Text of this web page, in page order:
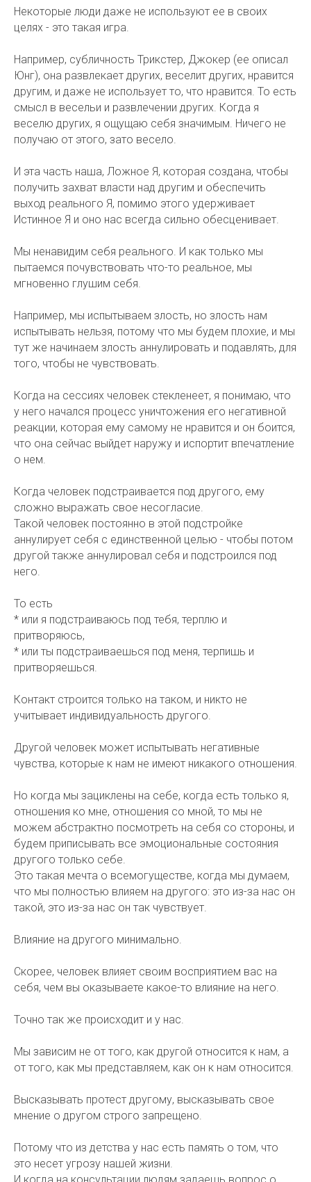
Некоторые люди даже не используют ее в своих
целях - это такая игра.
Например, субличность Трикстер, Джокер (ее описал
Юнг), она развлекает других, веселит других, нравится
другим, и даже не использует то, что нравится. То есть
смысл в весельи и развлечении других. Когда я
веселю других, я ощущаю себя значимым. Ничего не
получаю от этого, зато весело.
И эта часть наша, Ложное Я, которая создана, чтобы
получить захват власти над другим и обеспечить
выход реального Я, помимо этого удерживает
Истинное Я и оно нас всегда сильно обесценивает.
Мы ненавидим себя реального. И как только мы
пытаемся почувствовать что-то реальное, мы
мгновенно глушим себя.
Например, мы испытываем злость, но злость нам
испытывать нельзя, потому что мы будем плохие, и мы
тут же начинаем злость аннулировать и подавлять, для
того, чтобы не чувствовать.
Когда на сессиях человек стекленеет, я понимаю, что
у него начался процесс уничтожения его негативной
реакции, которая ему самому не нравится и он боится,
что она сейчас выйдет наружу и испортит впечатление
о нем.
Когда человек подстраивается под другого, ему
сложно выражать свое несогласие.
Такой человек постоянно в этой подстройке
аннулирует себя с единственной целью - чтобы потом
другой также аннулировал себя и подстроился под
него.
То есть
* или я подстраиваюсь под тебя, терплю и
притворяюсь,
* или ты подстраиваешься под меня, терпишь и
притворяешься.
Контакт строится только на таком, и никто не
учитывает индивидуальность другого.
Другой человек может испытывать негативные
чувства, которые к нам не имеют никакого отношения.
Но когда мы зациклены на себе, когда есть только я,
отношения ко мне, отношения со мной, то мы не
можем абстрактно посмотреть на себя со стороны, и
будем приписывать все эмоциональные состояния
другого только себе.
Это такая мечта о всемогуществе, когда мы думаем,
что мы полностью влияем на другого: это из-за нас он
такой, это из-за нас он так чувствует.
Влияние на другого минимально.
Скорее, человек влияет своим восприятием вас на
себя, чем вы оказываете какое-то влияние на него.
Точно так же происходит и у нас.
Мы зависим не от того, как другой относится к нам, а
от того, как мы представляем, как он к нам относится.
Высказывать протест другому, высказывать свое
мнение о другом строго запрещено.
Потому что из детства у нас есть память о том, что
это несет угрозу нашей жизни.